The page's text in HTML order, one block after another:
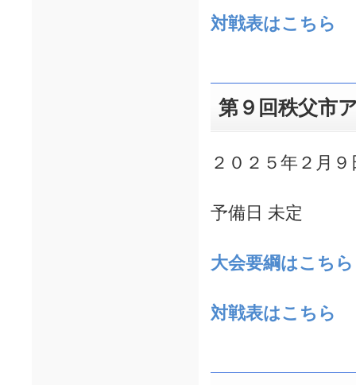
対戦表はこちら
第９回秩父市
２０２５年２月
予備日 未定
大会要綱はこちら
対戦表はこちら